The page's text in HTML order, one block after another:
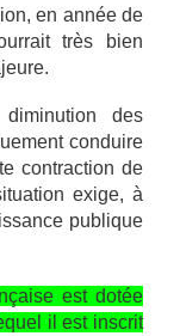
en année de
très bien
des
conduire
contraction de
exige, à
publique
est dotée
il est inscrit